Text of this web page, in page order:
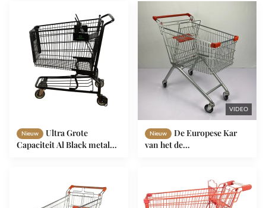
Winkelen Karretje met
Kophouder
Nieuw
Ultra Grote
Capaciteit Al Black metal
VIDEO
Nieuw
De Europese Kar
van het de